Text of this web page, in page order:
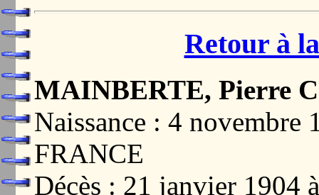
Retour à
MAINBERTE, Pierre
Naissance : 4
FRANCE
Décès : 21 janvier 1904